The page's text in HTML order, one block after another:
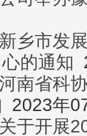
新乡市发
的通知
南省科
2023年
关于开展